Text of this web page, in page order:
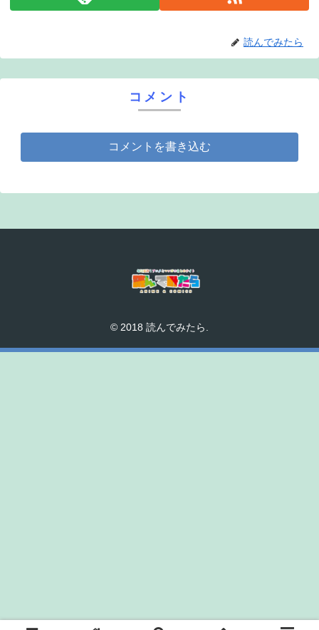
読んでみたら
コメント
コメントを書き込む
© 2018 読んでみたら.